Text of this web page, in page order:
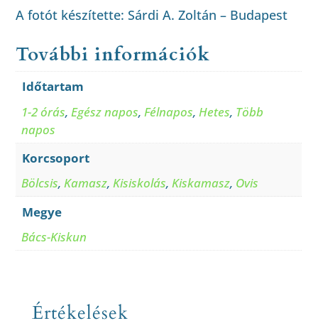
A fotót készítette: Sárdi A. Zoltán – Budapest
További információk
Időtartam
1-2 órás,Egész napos,Félnapos,Hetes, Több
napos
Korcsoport
Bölcsis,Kamasz,Kisiskolás,Kiskamasz, Ovis
Megye
Bács-Kiskun
Értékelések